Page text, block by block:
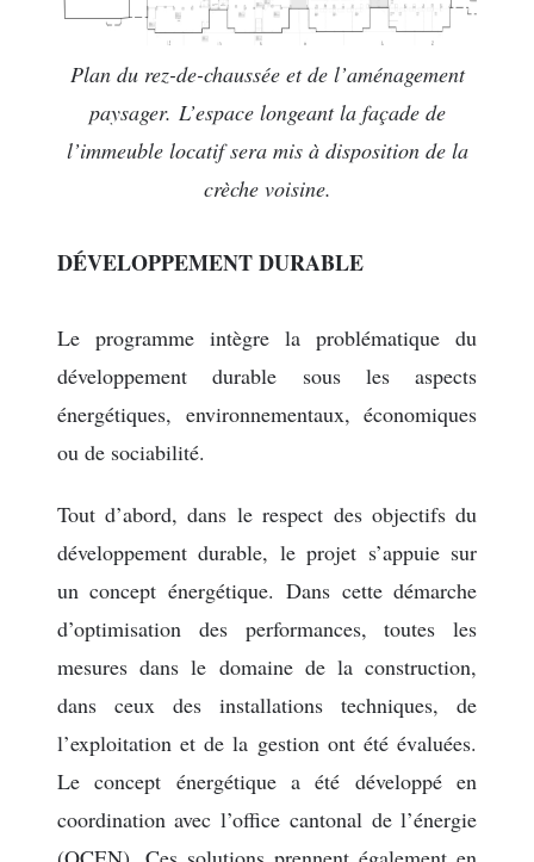
Plan du rez-de-chaussée et de l’aménagement
paysager. L’espace longeant la façade de
l’immeuble locatif sera mis à disposition de la
crèche voisine.
DÉVELOPPEMENT DURABLE
Le programme intègre la problématique du
développement durable sous les aspects
énergétiques, environnementaux, économiques
ou de sociabilité.
Tout d’abord, dans le respect des objectifs du
développement durable, le projet s’appuie sur
un concept énergétique. Dans cette démarche
d’optimisation des performances, toutes les
mesures dans le domaine de la construction,
dans ceux des installations techniques, de
l’exploitation et de la gestion ont été évaluées.
Le concept énergétique a été développé en
coordination avec l’office cantonal de l’énergie